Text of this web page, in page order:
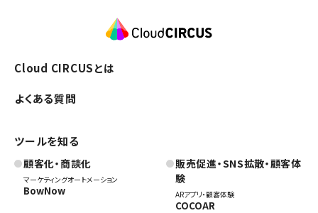
Cloud CIRCUSとは
よくある質問
ツールを知る
顧客化・商談化
マーケティングオートメーション
BowNow
販売促進・SNS拡散・顧客体
験
ARアプリ・顧客体験
COCOAR